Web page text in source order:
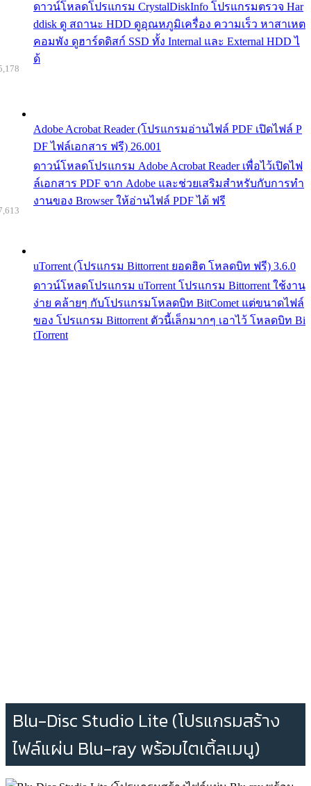
ดาวน์โหลดโปรแกรม CrystalDiskInfo โปรแกรมตรวจ Har
ddisk ดู สถานะ HDD ดูอุณหภูมิเครื่อง ความเร็ว หาสาเหต
คอมพัง ดูฮาร์ดดิสก์ SSD ทั้ง Internal และ External HDD ไ
ด้
Adobe Acrobat Reader (โปรแกรมอ่านไฟล์ PDF เปิดไฟล์ P
DF ไฟล์เอกสาร ฟรี) 26.001
ดาวน์โหลดโปรแกรม Adobe Acrobat Reader เพื่อไว้เปิดไฟ
ล์เอกสาร PDF จาก Adobe และช่วยเสริมสำหรับกับการทำ
งานของ Browser ให้อ่านไฟล์ PDF ได้ ฟรี
uTorrent (โปรแกรม Bittorrent ยอดฮิต โหลดบิท ฟรี) 3.6.0
ดาวน์โหลดโปรแกรม uTorrent โปรแกรม Bittorrent ใช้งาน
ง่าย คล้ายๆ กับโปรแกรมโหลดบิท BitComet แต่ขนาดไฟล์
ของ โปรแกรม Bittorrent ตัวนี้เล็กมากๆ เอาไว้ โหลดบิท Bi
tTorrent
Blu-Disc Studio Lite (โปรแกรมสร้าง
ไฟล์แผ่น Blu-ray พร้อมไตเติ้ลเมนู)